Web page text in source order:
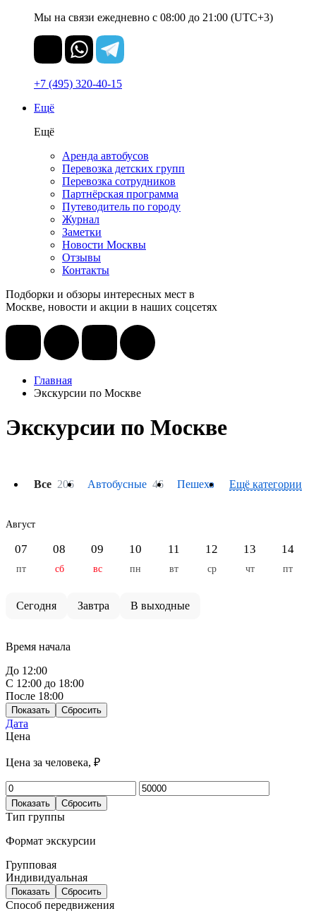
Мы на связи ежедневно с 08:00 до 21:00 (UTC+3)
+7 (495) 320-40-15
Ещё
Ещё
Аренда автобусов
Перевозка детских групп
Перевозка сотрудников
Партнёрская программа
Путеводитель по городу
Журнал
Заметки
Новости Москвы
Отзывы
Контакты
Подборки и обзоры интересных мест в
Москве, новости и акции в наших соцсетях
Главная
Экскурсии по Москве
Экскурсии по Москве
Все 206 Автобусные 46 Пешеходные 61 На
Ещё категории
Август
07
пт
08
сб
09
вс
10
пн
11
вт
12
ср
13
чт
14
пт
Сегодня Завтра В выходные
Время начала
До 12:00
С 12:00 до 18:00
После 18:00
Показать Сбросить
Дата
Цена
Цена за человека, ₽
Показать Сбросить
Тип группы
Формат экскурсии
Групповая
Индивидуальная
Показать Сбросить
Способ передвижения